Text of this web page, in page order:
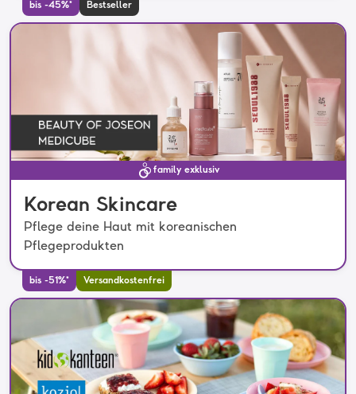
bis -45%* Bestseller
family exklusiv
Korean Skincare
Pflege deine Haut mit koreanischen
Pflegeprodukten
bis -51%* Versandkostenfrei